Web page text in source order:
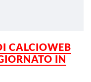
CALCIOWEB
IN